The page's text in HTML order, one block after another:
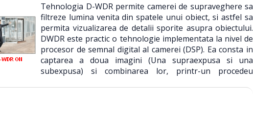
Tehnologia D-WDR permite camerei de supraveghere sa
filtreze lumina venita din spatele unui obiect, si astfel sa
permita vizualizarea de detalii sporite asupra obiectului.
DWDR este practic o tehnologie implementata la nivel de
procesor de semnal digital al camerei (DSP). Ea consta in
captarea a doua imagini (Una supraexpusa si una
subexpusa) si combinarea lor, printr-un procedeu